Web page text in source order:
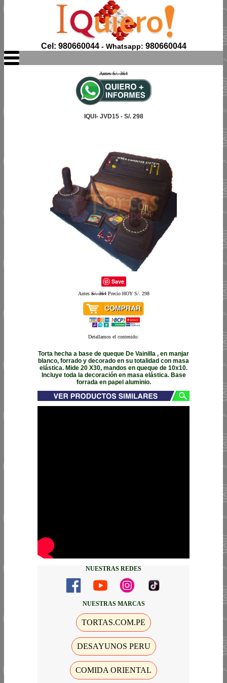
Cel: 980660044- Whatsapp: 980660044
Antes S/. 364
IQUI- JVD15 - S/. 298
Save
AntesS/. 364Precio HOY S/. 298
Detallamos el contenido:
Torta hecha a base de queque De Vainilla , en manjar
blanco, forrado y decorado en su totalidad con masa
elástica. Mide 20 X30, mandos en queque de 10x10.
Incluye toda la decoración en masa elástica. Base
forrada en papel aluminio.
NUESTRAS REDES
NUESTRAS MARCAS
TORTAS.COM.PE
DESAYUNOS PERU
COMIDA ORIENTAL